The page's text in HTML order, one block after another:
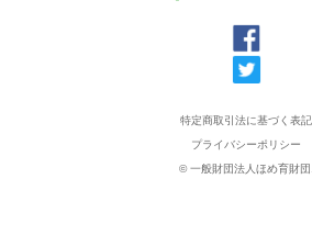
特定商取引法に基づく表記
プライバシーポリシー
© 一般財団法人ほめ育財団.